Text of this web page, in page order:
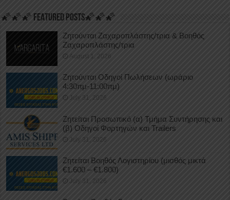
🌠🌠🌠 FEATURED POSTS🌠🌠🌠
Ζητούνται Ζαχαροπλάστης/τρια & Βοηθός
Ζαχαροπλάστης/τρια
August 1, 2026
Ζητούνται Οδηγοί Πωλήσεων (ωράριο
4:30πμ-11:00πμ)
July 31, 2026
Ζητείται Προσωπικό (α) Τμήμα Συντήρησης και
(β) Οδηγοί Φορτηγών και Trailers
July 31, 2026
Ζητείται Βοηθός Λογιστηρίου (μισθός μικτά
€1.600 – €1.800)
July 31, 2026